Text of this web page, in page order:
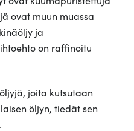
ovat muun muassa
ja
on raffinoitu
joita kutsutaan
öljyn, tiedät sen